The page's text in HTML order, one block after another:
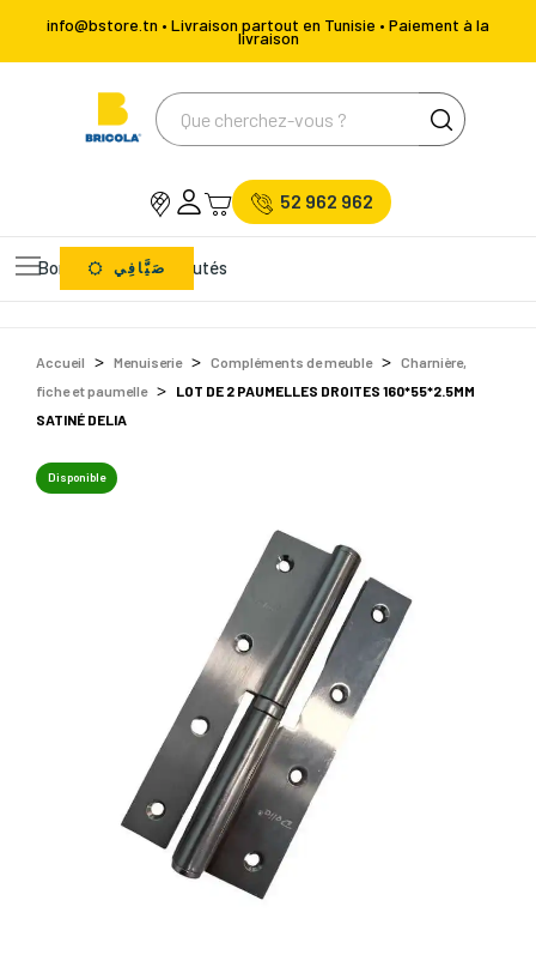
info@bstore.tn • Livraison partout en Tunisie • Paiement à la
livraison
52 962 962
Bons Plans Nouveautés
صَيَّافِي
Accueil Menuiserie Compléments de meuble
Charnière,
fiche et paumelle
LOT DE 2 PAUMELLES DROITES 160*55*2.5MM
SATINÉ DELIA
Disponible